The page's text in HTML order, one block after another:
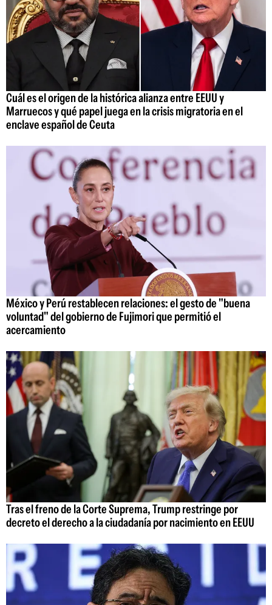
Cuál es el origen de la histórica alianza entre EEUU y
Marruecos y qué papel juega en la crisis migratoria en el
enclave español de Ceuta
México y Perú restablecen relaciones: el gesto de "buena
voluntad" del gobierno de Fujimori que permitió el
acercamiento
Tras el freno de la Corte Suprema, Trump restringe por
decreto el derecho a la ciudadanía por nacimiento en EEUU